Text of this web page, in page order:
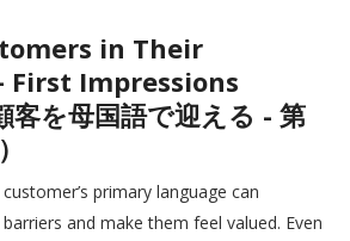
in Their
Impressions
を母国語で迎える - 第
primary language can
and make them feel valued. Even